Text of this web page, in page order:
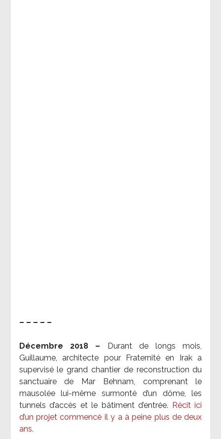
– – – – –
Décembre 2018 –
Durant de longs mois,
Guillaume, architecte pour Fraternité en Irak a
supervisé le grand chantier de reconstruction du
sanctuaire de Mar Behnam, comprenant le
mausolée lui-même surmonté d’un dôme, les
tunnels d’accès et le bâtiment d’entrée.
Récit ici
d’un projet commencé il y a à peine plus de deux
ans.